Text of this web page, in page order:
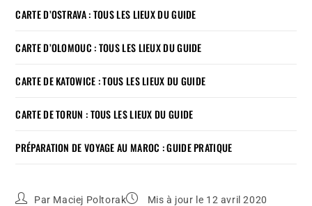
CARTE D’OSTRAVA : TOUS LES LIEUX DU GUIDE
CARTE D’OLOMOUC : TOUS LES LIEUX DU GUIDE
CARTE DE KATOWICE : TOUS LES LIEUX DU GUIDE
CARTE DE TORUN : TOUS LES LIEUX DU GUIDE
PRÉPARATION DE VOYAGE AU MAROC : GUIDE PRATIQUE
Par Maciej Poltorak Mis à jour le 12 avril 2020